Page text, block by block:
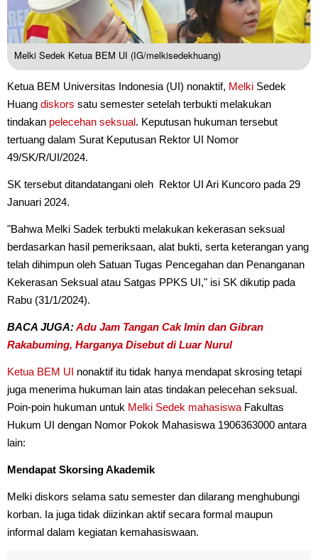
Melki Sedek Ketua BEM UI (IG/melkisedekhuang)
Ketua BEM Universitas Indonesia (UI) nonaktif, Melki Sedek
Huang diskors satu semester setelah terbukti melakukan
tindakan pelecehan seksual. Keputusan hukuman tersebut
tertuang dalam Surat Keputusan Rektor UI Nomor
49/SK/R/UI/2024.
SK tersebut ditandatangani oleh Rektor UI Ari Kuncoro pada 29
Januari 2024.
"Bahwa Melki Sadek terbukti melakukan kekerasan seksual
berdasarkan hasil pemeriksaan, alat bukti, serta keterangan yang
telah dihimpun oleh Satuan Tugas Pencegahan dan Penanganan
Kekerasan Seksual atau Satgas PPKS UI," isi SK dikutip pada
Rabu (31/1/2024).
BACA JUGA:Adu Jam Tangan Cak Imin dan Gibran
Rakabuming, Harganya Disebut di Luar Nurul
Ketua BEM UI nonaktif itu tidak hanya mendapat skrosing tetapi
juga menerima hukuman lain atas tindakan pelecehan seksual.
Poin-poin hukuman untuk Melki Sedek mahasiswa Fakultas
Hukum UI dengan Nomor Pokok Mahasiswa 1906363000 antara
lain:
Mendapat Skorsing Akademik
Melki diskors selama satu semester dan dilarang menghubungi
korban. Ia juga tidak diizinkan aktif secara formal maupun
informal dalam kegiatan kemahasiswaan.